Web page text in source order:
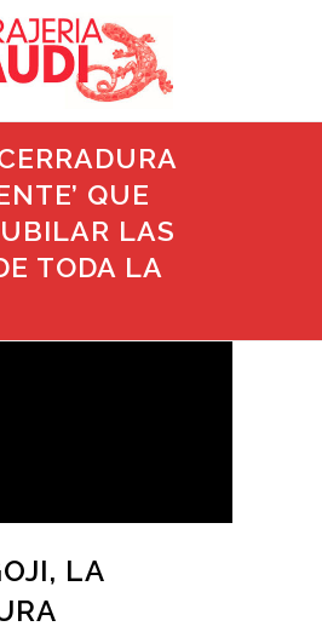
QUE
LAS
TODA LA
LA